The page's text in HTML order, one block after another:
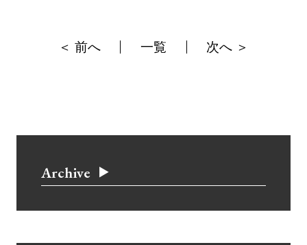
＜ 前へ 一覧 次へ ＞
Archive